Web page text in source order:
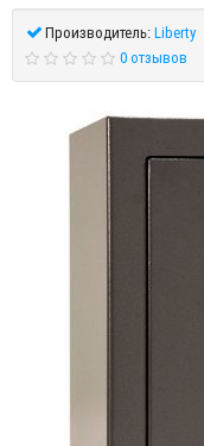
Производитель:Liberty
0 отзывов